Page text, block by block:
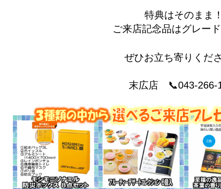
特典はそのまま
ご来店記念品はグレー
ぜひお立ち寄りくだ
末広店 📞043-266-